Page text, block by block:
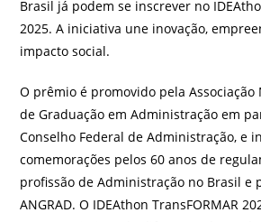
Brasil já podem se inscrever no
2025. A iniciativa une inovação,
impacto social.
O prêmio é promovido pela Associação
de Graduação em Administração em
Conselho Federal de Administração, e
comemorações pelos 60 anos de
profissão de Administração no Brasil e
ANGRAD. O IDEAthon TransFORMAR